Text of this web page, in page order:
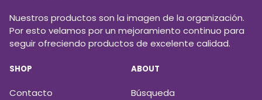
Nuestros productos son la imagen de la organización.
Por esto velamos por un mejoramiento continuo para
seguir ofreciendo productos de excelente calidad.
SHOP
Contacto
ABOUT
Búsqueda